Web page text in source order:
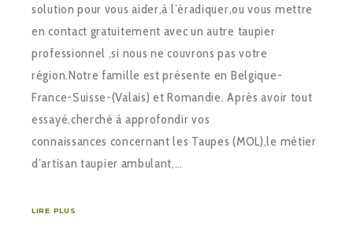
solution pour vous aider,à l’éradiquer,ou vous mettre
en contact gratuitement avec un autre taupier
professionnel ,si nous ne couvrons pas votre
région.Notre famille est présente en Belgique-
France-Suisse-(Valais) et Romandie. Après avoir tout
essayé,cherché à approfondir vos
connaissances concernant les Taupes (MOL),le métier
d’artisan taupier ambulant,…
LIRE PLUS